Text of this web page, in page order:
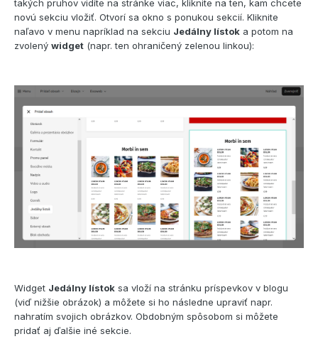
takých pruhov vidíte na stránke viac, kliknite na ten, kam chcete
novú sekciu vložiť. Otvorí sa okno s ponukou sekcií. Kliknite
naľavo v menu napríklad na sekciu Jedálny lístok a potom na
zvolený widget (napr. ten ohraničený zelenou linkou):
Widget Jedálny lístok sa vloží na stránku príspevkov v blogu
(viď nižšie obrázok) a môžete si ho následne upraviť napr.
nahratím svojich obrázkov. Obdobným spôsobom si môžete
pridať aj ďalšie iné sekcie.